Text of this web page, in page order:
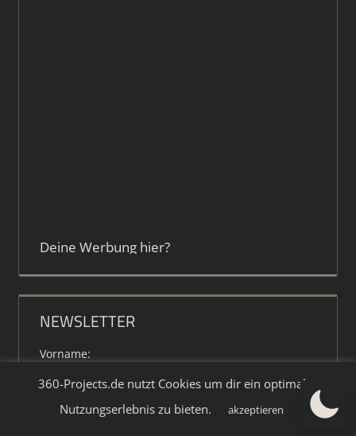
Deine Werbung hier?
NEWSLETTER
Vorname:
E-Mail:
360-Projects.de nutzt Cookies um dir ein optimales
Nutzungserlebnis zu bieten.
akzeptieren